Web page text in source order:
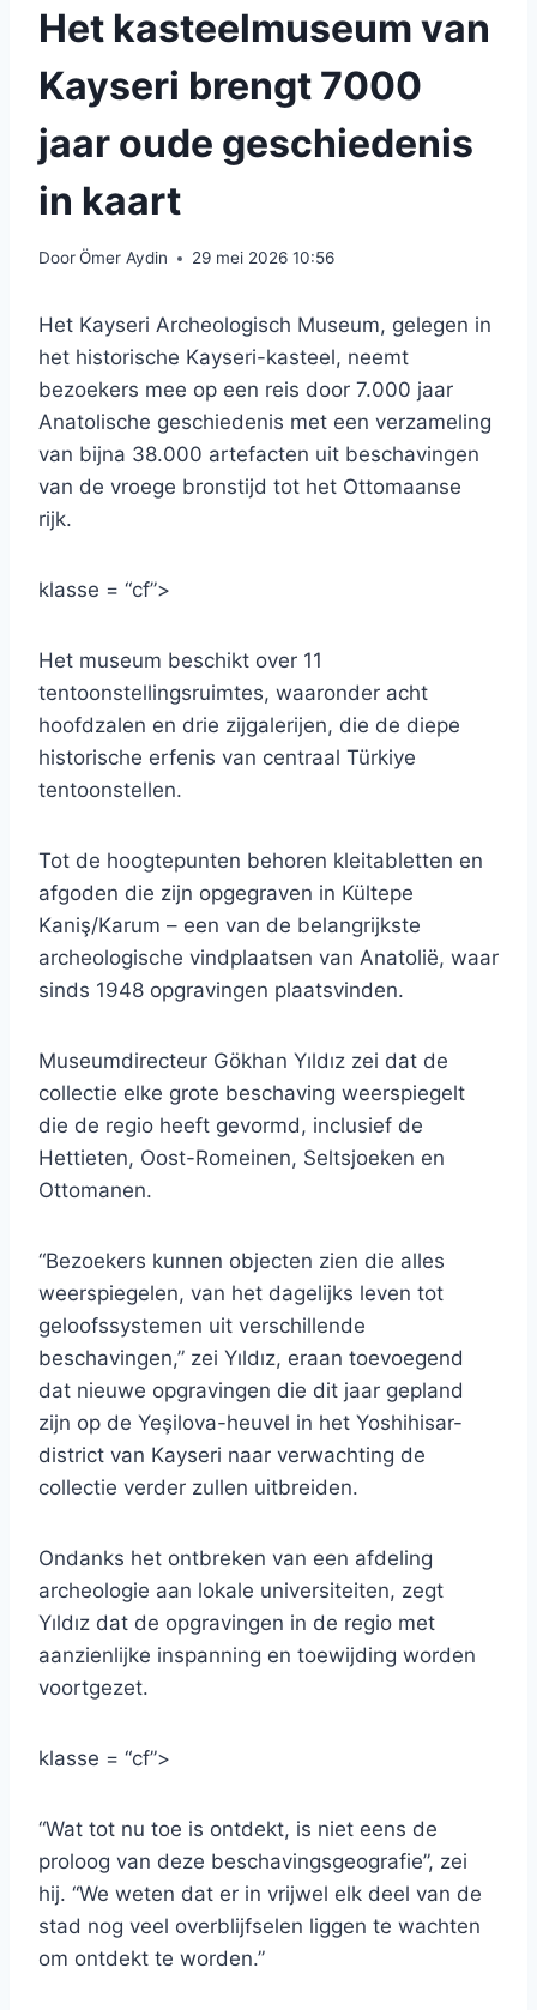
Het kasteelmuseum van
Kayseri brengt 7000
jaar oude geschiedenis
in kaart
DoorÖmer Aydin 29 mei 2026 10:56
Het Kayseri Archeologisch Museum, gelegen in
het historische Kayseri-kasteel, neemt
bezoekers mee op een reis door 7.000 jaar
Anatolische geschiedenis met een verzameling
van bijna 38.000 artefacten uit beschavingen
van de vroege bronstijd tot het Ottomaanse
rijk.
klasse = “cf”>
Het museum beschikt over 11
tentoonstellingsruimtes, waaronder acht
hoofdzalen en drie zijgalerijen, die de diepe
historische erfenis van centraal Türkiye
tentoonstellen.
Tot de hoogtepunten behoren kleitabletten en
afgoden die zijn opgegraven in Kültepe
Kaniş/Karum – een van de belangrijkste
archeologische vindplaatsen van Anatolië, waar
sinds 1948 opgravingen plaatsvinden.
Museumdirecteur Gökhan Yıldız zei dat de
collectie elke grote beschaving weerspiegelt
die de regio heeft gevormd, inclusief de
Hettieten, Oost-Romeinen, Seltsjoeken en
Ottomanen.
“Bezoekers kunnen objecten zien die alles
weerspiegelen, van het dagelijks leven tot
geloofssystemen uit verschillende
beschavingen,” zei Yıldız, eraan toevoegend
dat nieuwe opgravingen die dit jaar gepland
zijn op de Yeşilova-heuvel in het Yoshihisar-
district van Kayseri naar verwachting de
collectie verder zullen uitbreiden.
Ondanks het ontbreken van een afdeling
archeologie aan lokale universiteiten, zegt
Yıldız dat de opgravingen in de regio met
aanzienlijke inspanning en toewijding worden
voortgezet.
klasse = “cf”>
“Wat tot nu toe is ontdekt, is niet eens de
proloog van deze beschavingsgeografie”, zei
hij. “We weten dat er in vrijwel elk deel van de
stad nog veel overblijfselen liggen te wachten
om ontdekt te worden.”